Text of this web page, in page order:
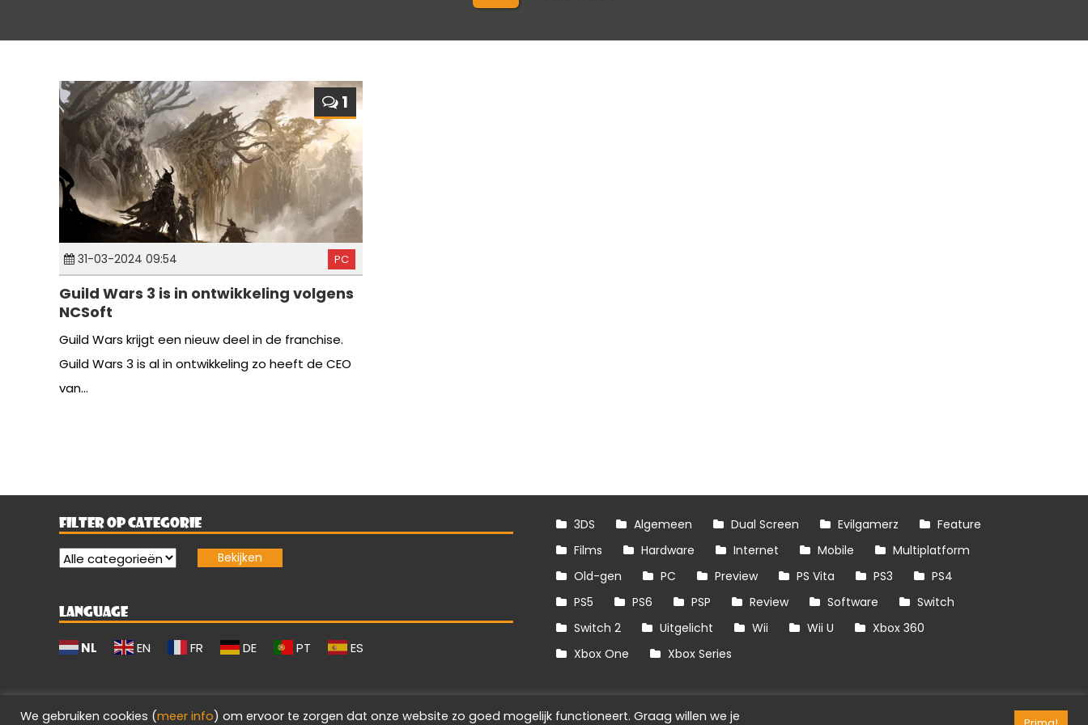
1
31-03-2024 09:54 PC
Guild Wars 3 is in ontwikkeling volgens
NCSoft
Guild Wars krijgt een nieuw deel in de franchise.
Guild Wars 3 is al in ontwikkeling zo heeft de CEO
van...
FILTER OP CATEGORIE
LANGUAGE
NL EN FR DE PT ES
3DS Algemeen Dual Screen Evilgamerz
Feature
Films
Hardware Internet Mobile
Multiplatform
Old-gen
PC Preview PS Vita PS3
PS4
PS5
PS6 PSP Review Software
Switch
Switch 2
Uitgelicht Wii Wii U
Xbox 360
Xbox One
Xbox Series
We gebruiken cookies (meer info) om ervoor te zorgen dat onze website zo goed mogelijk functioneert. Graag willen we je